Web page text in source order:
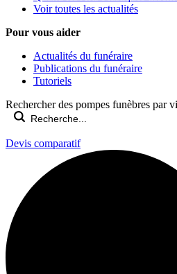
Voir toutes les actualités
Pour vous aider
Actualités du funéraire
Publications du funéraire
Tutoriels
Rechercher des pompes funèbres par
Devis comparatif